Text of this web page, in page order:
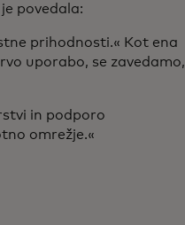
je povedala:
prihodnosti.« Kot ena
uporabo, se zavedamo,
in podporo
omrežje.«